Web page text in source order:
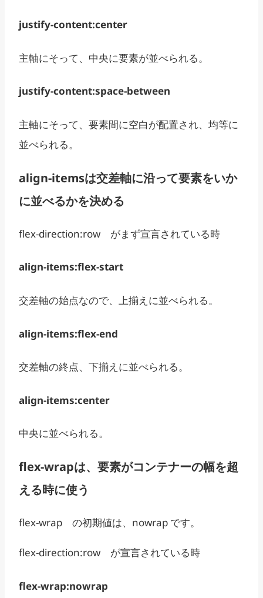
justify-content:center
主軸にそって、中央に要素が並べられる。
justify-content:space-between
主軸にそって、要素間に空白が配置され、均等に
並べられる。
align-itemsは交差軸に沿って要素をいか
に並べるかを決める
flex-direction:row がまず宣言されている時
align-items:flex-start
交差軸の始点なので、上揃えに並べられる。
align-items:flex-end
交差軸の終点、下揃えに並べられる。
align-items:center
中央に並べられる。
flex-wrapは、要素がコンテナーの幅を超
える時に使う
flex-wrap の初期値は、nowrap です。
flex-direction:row が宣言されている時
flex-wrap:nowrap